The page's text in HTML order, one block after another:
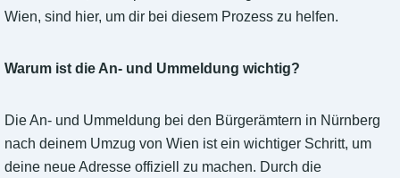
Wien, sind hier, um dir bei diesem Prozess zu helfen.
Warum ist die An- und Ummeldung wichtig?
Die An- und Ummeldung bei den Bürgerämtern in Nürnberg
nach deinem Umzug von Wien ist ein wichtiger Schritt, um
deine neue Adresse offiziell zu machen. Durch die